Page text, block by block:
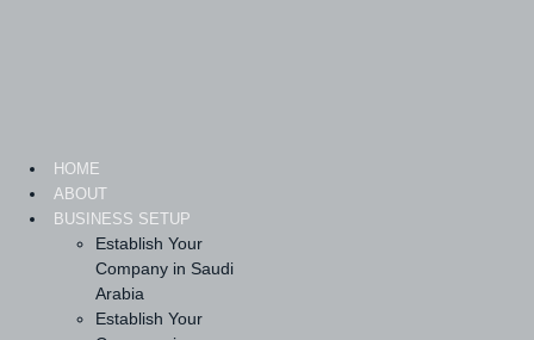
HOME
ABOUT
BUSINESS SETUP
Establish Your
Company in Saudi
Arabia
Establish Your